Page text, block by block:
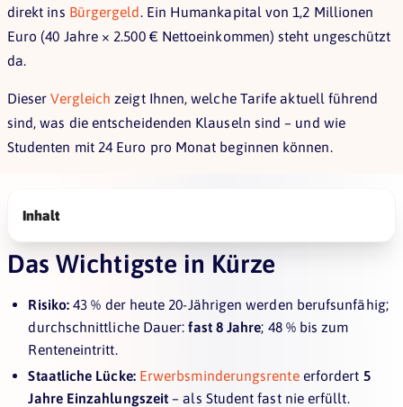
direkt ins Bürgergeld . Ein Humankapital von 1,2 Millionen
Euro (40 Jahre × 2.500 € Nettoeinkommen) steht ungeschützt
da.
DieserVergleichzeigt Ihnen, welche Tarife aktuell führend
sind, was die entscheidenden Klauseln sind – und wie
Studenten mit 24 Euro pro Monat beginnen können.
Inhalt
Das Wichtigste in Kürze
Risiko: 43 % der heute 20-Jährigen werden berufsunfähig;
durchschnittliche Dauer:fast 8 Jahre; 48 % bis zum
Renteneintritt.
Staatliche Lücke: Erwerbsminderungsrente erfordert 5
Jahre Einzahlungszeit – als Student fast nie erfüllt.